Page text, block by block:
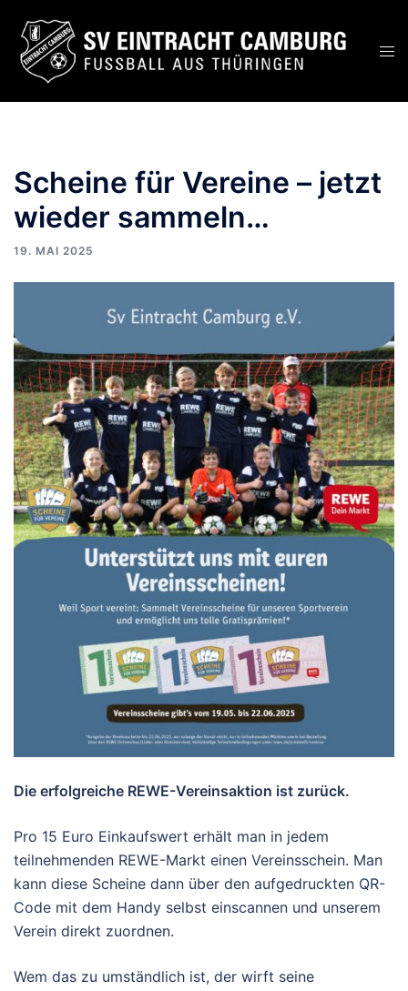
Inhalt
springen
Scheine für Vereine – jetzt
wieder sammeln…
19. MAI 2025
Die erfolgreiche REWE-Vereinsaktion ist zurück.
Pro 15 Euro Einkaufswert erhält man in jedem
teilnehmenden REWE-Markt einen Vereinsschein. Man
kann diese Scheine dann über den aufgedruckten QR-
Code mit dem Handy selbst einscannen und unserem
Verein direkt zuordnen.
Wem das zu umständlich ist, der wirft seine